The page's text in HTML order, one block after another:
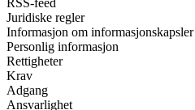
RSS-feed
Juridiske regler
Informasjon om informasjonskapsler
Personlig informasjon
Rettigheter
Krav
Adgang
Ansvarlighet